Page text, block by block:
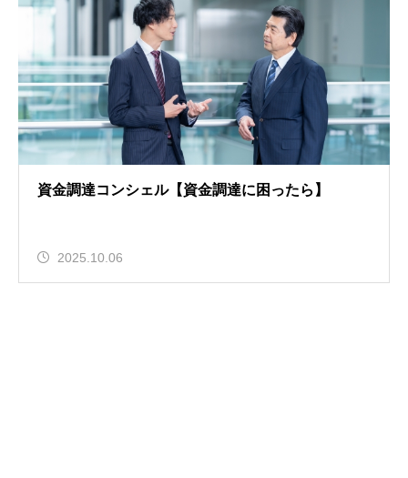
資金調達コンシェル【資金調達に困ったら】
2025.10.06